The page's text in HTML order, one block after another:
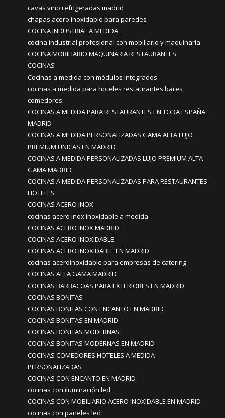
cavas vino refrigeradas madrid
chapas acero inoxidable para paredes
COCINA INDUSTRIAL A MEDIDA
cocina industrial profesional con mobiliario y maquinaria
COCINA MOBILIARIO MAQUINARIA RESTAURANTES
COCINAS
Cocinas a medida con módulos integrados
cocinas a medida para hoteles restaurantes bares
comedores
COCINAS A MEDIDA PARA RESTAURANTES EN TODA ESPAÑA
MADRID
COCINAS A MEDIDA PERSONALIZADAS GAMA ALTA LUJO
PREMIUM UNICAS EN MADRID
COCINAS A MEDIDA PERSONALIZADAS LUJO PREMIUM ALTA
GAMA MADRID
COCINAS A MEDIDA PERSONALIZADAS PARA RESTAURANTES
HOTELES
COCINAS ACERO INOX
cocinas acero inox inoxidable a medida
COCINAS ACERO INOX MADRID
COCINAS ACERO INOXIDABLE
COCINAS ACERO INOXIDABLE EN MADRID
cocinas aceroinoxidable para empresas de catering
COCINAS ALTA GAMA MADRID
COCINAS BARBACOAS PARA EXTERIORES EN MADRID
COCINAS BONITAS
COCINAS BONITAS CON ENCANTO EN MADRID
COCINAS BONITAS EN MADRID
COCINAS BONITAS MODERNAS
COCINAS BONITAS MODERNAS EN MADRID
COCINAS COMEDORES HOTELES A MEDIDA
PERSONALIZADAS
COCINAS CON ENCANTO EN MADRID
cocinas con iluminación led
COCINAS CON MOBILIARIO ACERO INOXIDABLE EN MADRID
cocinas con paneles led